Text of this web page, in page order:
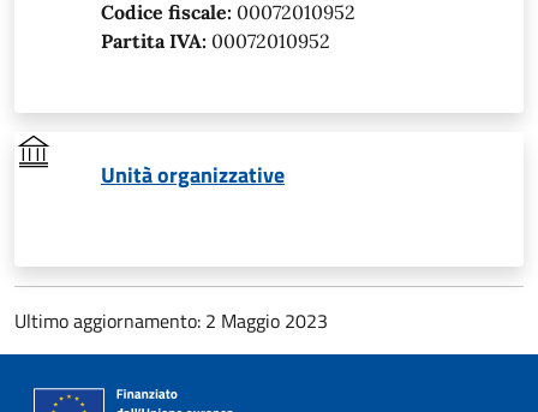
Codice fiscale: 00072010952
Partita IVA: 00072010952
Unità organizzative
Ultimo aggiornamento: 2 Maggio 2023